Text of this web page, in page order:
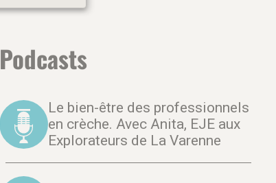
Podcasts
Le bien-être des professionnels
en crèche. Avec Anita, EJE aux
Explorateurs de La Varenne